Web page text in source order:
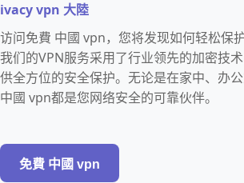
ivacy vpn 大陸
访问免費 中國 vpn，您将发现如何轻松保
我们的VPN服务采用了行业领先的加密技
供全方位的安全保护。无论是在家中、办
中國 vpn都是您网络安全的可靠伙伴。
免費 中國 vpn